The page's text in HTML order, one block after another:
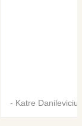
- Katre Danilevicius